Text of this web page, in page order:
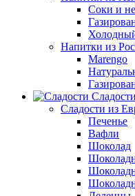
Соки и
Напитки из
Marengo
Сладости
Сладости из
Печенье
Вафли
Шоколад